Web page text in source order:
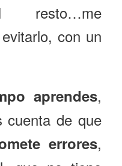
resto…me
con un
aprendes,
cuenta de que
errores,